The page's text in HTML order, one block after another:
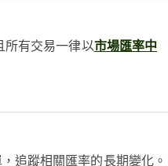
所有交易一律以市場匯率中
追蹤相關匯率的長期變化。